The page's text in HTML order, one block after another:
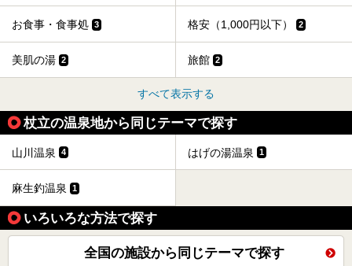
お食事・食事処 3 格安（1,000円以下） 2
美肌の湯 2 旅館 2
すべて表示する
杖立の温泉地から同じテーマで探す
山川温泉 4 はげの湯温泉 1
麻生釣温泉 1
いろいろな方法で探す
全国の施設から同じテーマで探す